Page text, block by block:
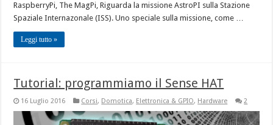
RaspberryPi, The MagPi, Riguarda la missione AstroPI sulla Stazione
Spaziale Internazonale (ISS). Uno speciale sulla missione, come …
Leggi tutto »
Tutorial: programmiamo il Sense HAT
16 Luglio 2016 Corsi, Domotica, Elettronica & GPIO, Hardware 2